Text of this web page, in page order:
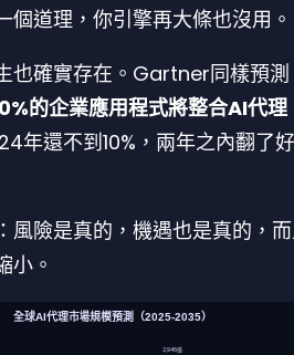
個道理，你引擎再大條也沒用。
也確實存在。Gartner同樣預
的企業應用程式將整合AI代理
年還不到10%，兩年之內翻了
風險是真的，機遇也是真的，
小。
全球AI代理市場規模預測（2025-2035）
2,946億